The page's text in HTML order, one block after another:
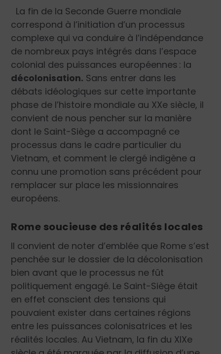
La fin de la Seconde Guerre mondiale
correspond à l’initiation d’un processus
complexe qui va conduire à l’indépendance
de nombreux pays intégrés dans l’espace
colonial des puissances européennes : la
décolonisation. Sans entrer dans les
débats idéologiques sur cette importante
phase de l’histoire mondiale au XXe siècle, il
convient de nous pencher sur la manière
dont le Saint-Siège a accompagné ce
processus dans le cadre particulier du
Vietnam, et comment le clergé indigène a
connu une promotion sans précédent pour
remplacer sur place les missionnaires
européens.
Rome soucieuse des réalités locales
Il convient de noter d’emblée que Rome s’est
penchée sur le dossier de la décolonisation
bien avant que le processus ne fût
politiquement engagé. Le Saint-Siège était
en effet conscient des tensions qui
pouvaient exister dans certaines régions
entre les puissances colonisatrices et les
réalités locales. Au Vietnam, la fin du XIXe